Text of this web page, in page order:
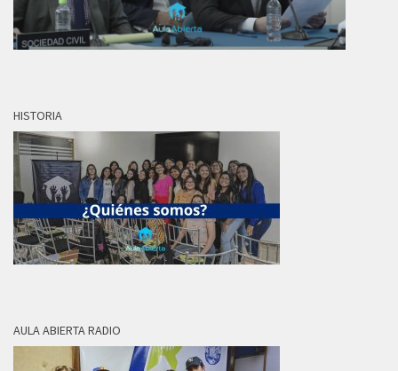
HISTORIA
AULA ABIERTA RADIO